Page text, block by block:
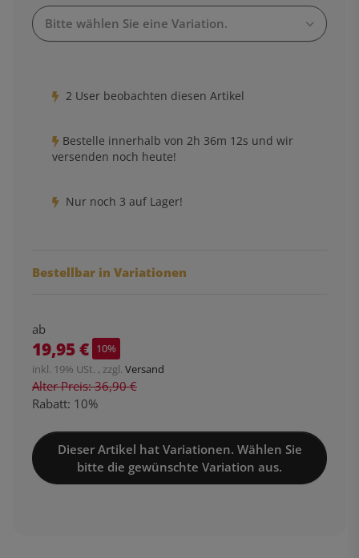
Bitte wählen Sie eine Variation.
2 User beobachten diesen Artikel
Bestelle innerhalb von 2h 36m 11s und wir
versenden noch heute!
Nur noch 3 auf Lager!
Bestellbar in Variationen
ab
19,95 € 10%
inkl. 19% USt. , zzgl. Versand
Alter Preis: 36,90 €
Rabatt: 10%
Dieser Artikel hat Variationen. Wählen Sie
bitte die gewünschte Variation aus.